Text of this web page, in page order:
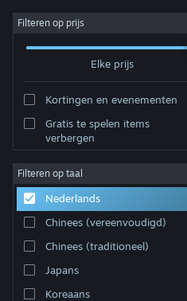
Inloggen
Community
Over
Ondersteuning
Taal wijzigen
Download de mobiele Steam-app
Filteren op prijs
Elke prijs
Kortingen en evenementen
Gratis te spelen items
verbergen
Filteren op taal
Nederlands
Chinees (vereenvoudigd)
Chinees (traditioneel)
Japans
Koreaans
Ontwikkelaar: Jon Sudbury Games
Sorteren op Relevantie
0 resultaten komen overeen met je
uitgesloten op basis van je voorkeuren.